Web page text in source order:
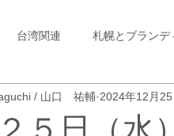
台湾関連 札幌とブランデ
うきび繊維のストロー 中国
５日（
/ 山口 祐輔 2024年12月